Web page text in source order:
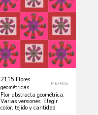
2115 Flores
geométricas
METROS
Flor abstracta geométrica.
Varias versiones. Elegir
color, tejido y cantidad